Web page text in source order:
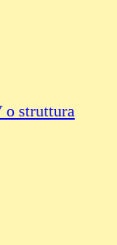
o struttura